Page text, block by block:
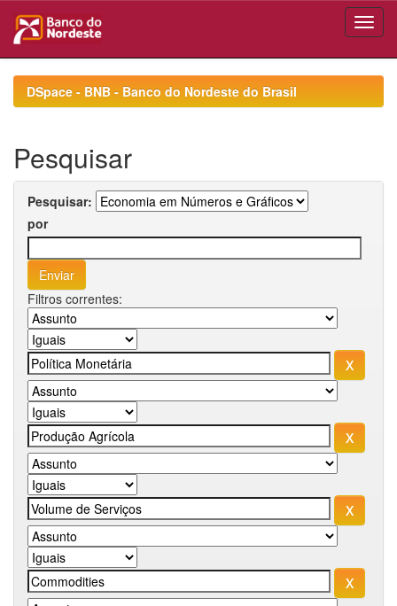
navigationDSpace - BNB - Banco do Nordeste do Brasil
Pesquisar
Pesquisar:
por
Filtros correntes: